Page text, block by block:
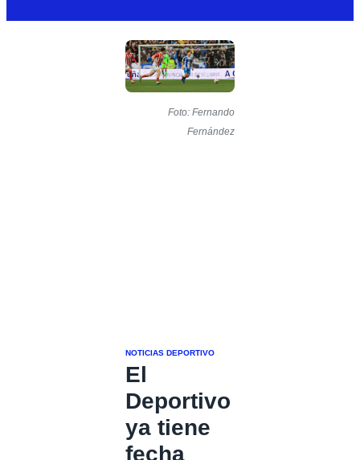
Foto: Fernando
Fernández
NOTICIAS DEPORTIVO
El
Deportivo
ya tiene
fecha